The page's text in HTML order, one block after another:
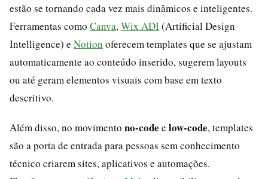
estão se tornando cada vez mais dinâmicos e inteligentes.
Ferramentas como Canva, Wix ADI(Artificial Design
Intelligence) e Notion oferecem templates que se ajustam
automaticamente ao conteúdo inserido, sugerem layouts
ou até geram elementos visuais com base em texto
descritivo.
Além disso, no movimento no-code e low-code, templates
são a porta de entrada para pessoas sem conhecimento
técnico criarem sites, aplicativos e automações.